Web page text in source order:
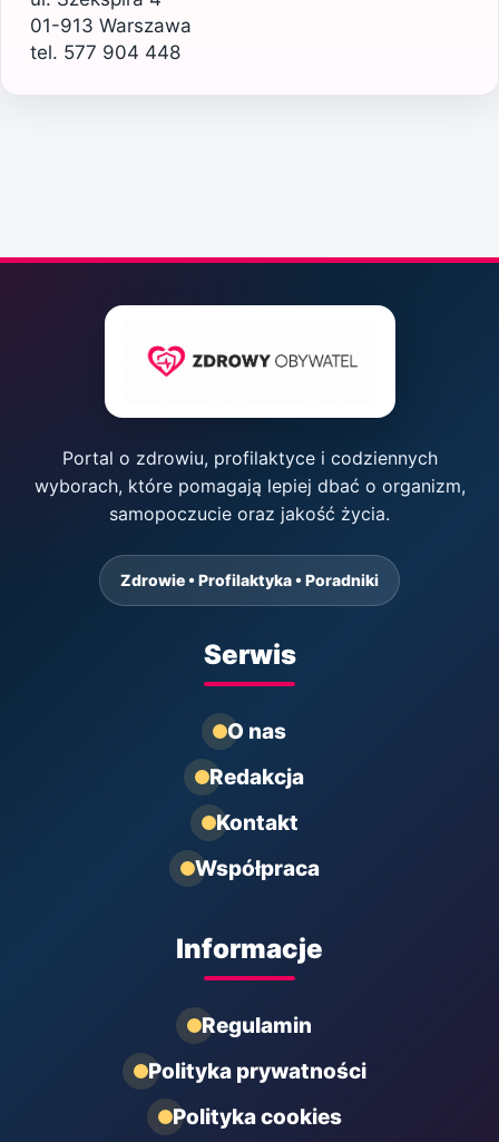
01-913 Warszawa
tel. 577 904 448
Portal o zdrowiu, profilaktyce i codziennych
wyborach, które pomagają lepiej dbać o organizm,
samopoczucie oraz jakość życia.
Zdrowie • Profilaktyka • Poradniki
Serwis
O nas
Redakcja
Kontakt
Współpraca
Informacje
Regulamin
Polityka prywatności
Polityka cookies